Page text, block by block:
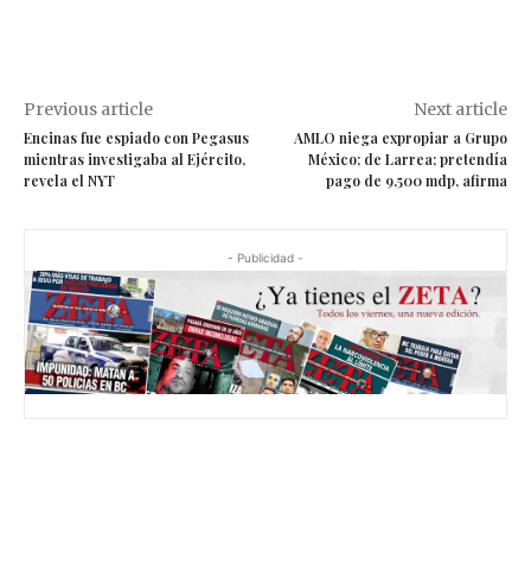
Previous article
Encinas fue espiado con Pegasus
mientras investigaba al Ejército,
revela el NYT
Next article
AMLO niega expropiar a Grupo
México; de Larrea; pretendía
pago de 9,500 mdp, afirma
- Publicidad -